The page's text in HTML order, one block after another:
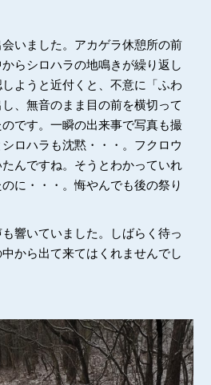
いました。アカゲラ休憩所の前
らシロハラの地鳴きが繰り返し
ようと近付くと、不意に「ふわ
、無音のまま目の前を横切って
です。一瞬の出来事で写真も撮
ロハラも沈黙・・・。フクロウ
んですね。そうとわかっていれ
に・・・。悔やんでも後の祭り
響いていました。しばらく待っ
から出て来てはくれませんでし